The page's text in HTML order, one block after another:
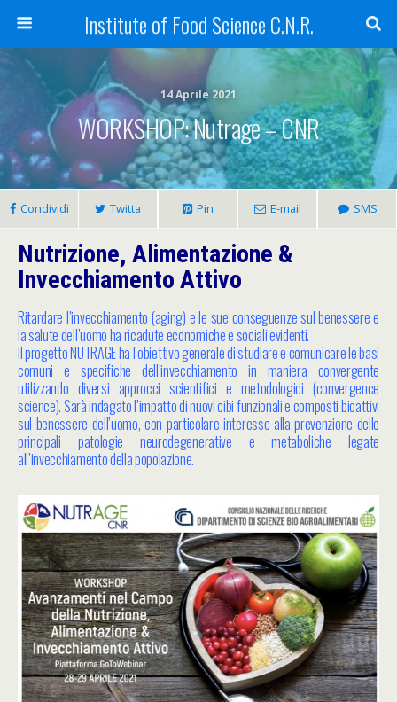
Institute of Food Science C.N.R.
14 Aprile 2021
WORKSHOP: Nutrage – CNR
Condividi Twitta Pin E-mail SMS
Nutrizione, Alimentazione &
Invecchiamento Attivo
Ritardare l’invecchiamento (aging) e le sue conseguenze sul benessere e
la salute dell’uomo ha ricadute economiche e sociali evidenti.
Il progetto NUTRAGE ha l’obiettivo generale di studiare e comunicare le basi
comuni e specifiche dell’invecchiamento in maniera convergente
utilizzando diversi approcci scientifici e metodologici (convergence
science). Sarà indagato l’impatto di nuovi cibi funzionali e composti bioattivi
sul benessere dell’uomo, con particolare interesse alla prevenzione delle
principali patologie neurodegenerative e metaboliche legate
all’invecchiamento della popolazione.